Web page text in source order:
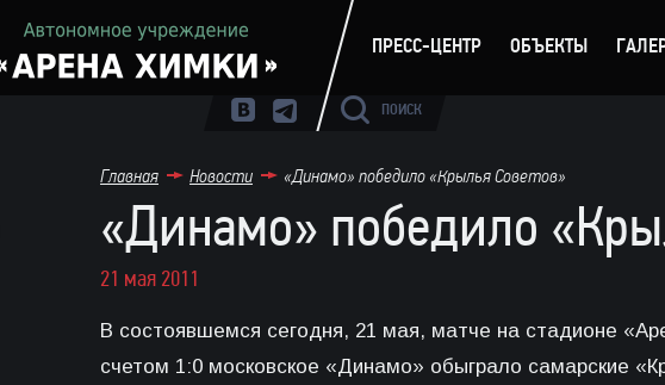
ПОИСК
ПРЕСС-ЦЕНТР ОБЪЕКТЫ
Главная Новости «Динамо» победило «Крылья Советов»
«Динамо» победило
21 мая 2011
В состоявшемся сегодня, 21 мая, матче на стадионе
счетом 1:0 московское «Динамо» обыграло самарские